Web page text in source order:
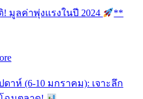
มูลค่าพุ่งแรงในปี 2024
**
าห์ (6-10 มกราคม): เจาะลึก